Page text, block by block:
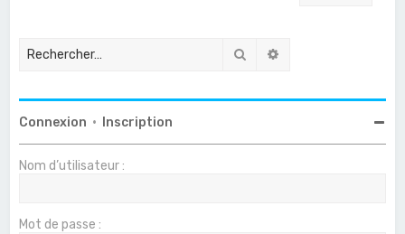
Rechercher
Connexion • Inscription
Nom d’utilisateur :
Mot de passe :